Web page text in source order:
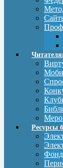
Ресурсы